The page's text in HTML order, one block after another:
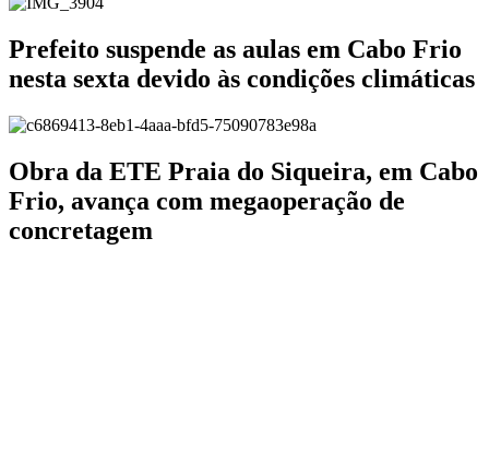
Prefeito suspende as aulas em Cabo Frio
nesta sexta devido às condições climáticas
Obra da ETE Praia do Siqueira, em Cabo
Frio, avança com megaoperação de
concretagem